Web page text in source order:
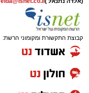
קבוצת התקשורת ומקומוני הרשת: